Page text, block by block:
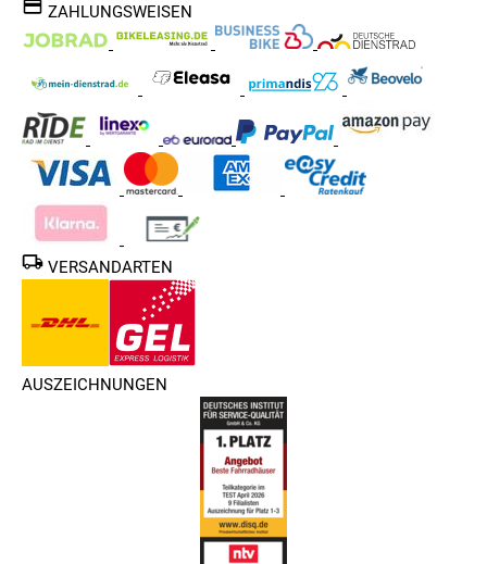
ZAHLUNGSWEISEN
VERSANDARTEN
AUSZEICHNUNGEN